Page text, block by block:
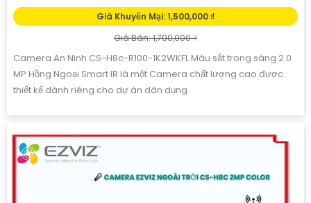
Giá Khuyến Mại: 1,500,000 ₫
Giá Bán: 1,700,000 ₫
Camera An Ninh CS-H8c-R100-1K2WKFL Màu sắt trong sáng 2.0
MP Hồng Ngoại Smart IR là một Camera chất lượng cao được
thiết kế dành riêng cho dự án dân dụng